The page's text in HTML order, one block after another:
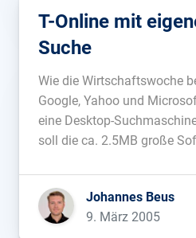
T-Online mit
Suche
Wie die Wirtschaftswoche
Google, Yahoo und
eine Desktop-
soll die ca. 2.5MB große
modifizierten Version der
Spezialisten Copernic....
Johannes Beus
9. März 2005